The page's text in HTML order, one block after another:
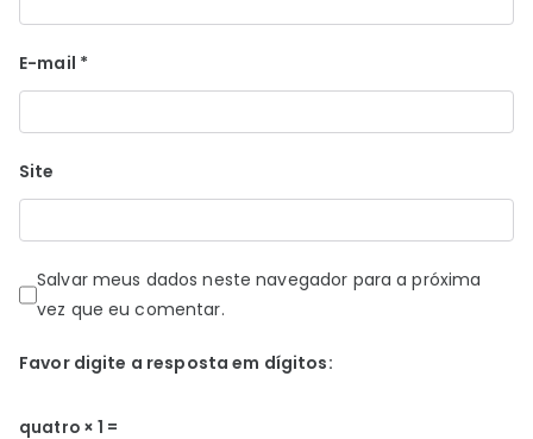
E-mail *
Site
Salvar meus dados neste navegador para a próxima
vez que eu comentar.
Favor digite a resposta em dígitos:
quatro × 1 =